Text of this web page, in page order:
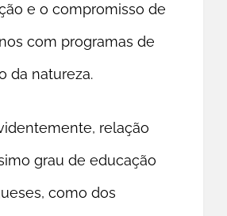
e o compromisso de
com programas de
da natureza.
relação
grau de educação
como dos